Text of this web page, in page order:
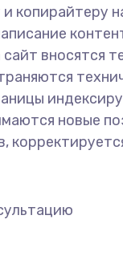
копирайтеру
сайт вносятся
новые